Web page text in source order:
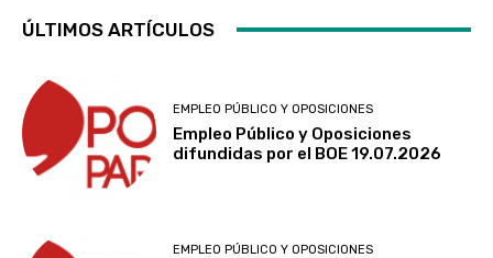
ÚLTIMOS ARTÍCULOS
EMPLEO PÚBLICO Y OPOSICIONES
Empleo Público y Oposiciones
difundidas por el BOE 19.07.2026
EMPLEO PÚBLICO Y OPOSICIONES